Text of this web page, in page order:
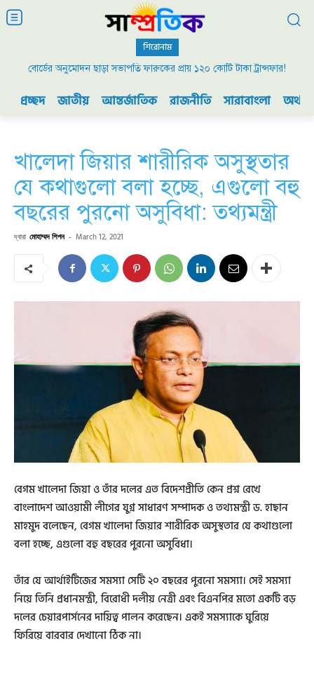
শিরোনাম
বোর্ডের অনুমোদন ছাড়া সভাপতি ফারুকের প্রায় ১২০ কোটি টাকা ট্রান্সফার!
প্রচ্ছদ জাতীয় আন্তর্জাতিক রাজনীতি সারাবাংলা
খালেদা জিয়ার শারীরিক অসুস্থতার
যে কথাগুলো বলা হচ্ছে, এগুলো বহু
বছরের পুরনো অসুবিধা: তথ্যমন্ত্রী
দ্বারা মোহাম্মদ শিপন - March 12, 2021
বেগম খালেদা জিয়া ও তাঁর দলের এত বিদেশপ্রীতি কেন প্রশ্ন রেখে
বাংলাদেশ আওয়ামী লীগের যুগ্ন সাধারণ সম্পাদক ও তথ্যমন্ত্রী ড. হাছান
মাহমুদ বলেছেন, বেগম খালেদা জিয়ার শারীরিক অসুস্থতার যে কথাগুলো
বলা হচ্ছে, এগুলো বহু বছরের পুরনো অসুবিধা।
তাঁর যে আর্থাইটিজের সমস্যা সেটি ২০ বছরের পুরনো সমস্যা। সেই সমস্যা
নিয়ে তিনি প্রধানমন্ত্রী, বিরোধী দলীয় নেত্রী এবং বিএনপির মতো একটি বড়
দলের চেয়ারপার্সনের দায়িত্ব পালন করেছেন। একই সমস্যাকে ঘুরিয়ে
ফিরিয়ে বারবার দেখানো ঠিক না।